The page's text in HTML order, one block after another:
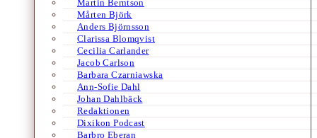
Martin Berntson
Mårten Björk
Anders Björnsson
Clarissa Blomqvist
Cecilia Carlander
Jacob Carlson
Barbara Czarniawska
Ann-Sofie Dahl
Johan Dahlbäck
Redaktionen
Dixikon Podcast
Barbro Eberan